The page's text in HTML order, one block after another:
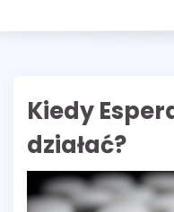
Kiedy
działać?